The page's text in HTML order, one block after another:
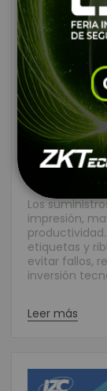
mejor
Creado:
Los
impresión,
etiquetas y
evitar fallos,
inversión
Leer más